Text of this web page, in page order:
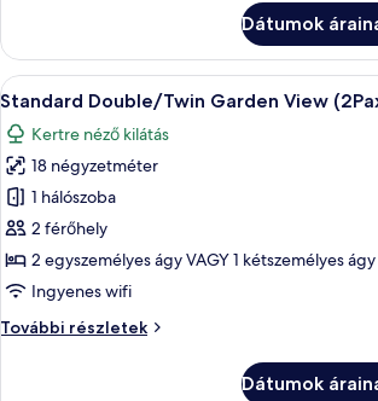
Dátumok
A
következő
szoba
összes
képének
megtekintése:
Standard
Double/Twin
Garden
View
Egy szállodai
17
Standard Double/Twin Garden View
Kertre néző kilátás
18 négyzetméter
1 hálószoba
2 férőhely
2 egyszemélyes ágy VAGY 1 kétszemélyes ágy
Ingyenes wifi
További részletek
Standard
Dátumok